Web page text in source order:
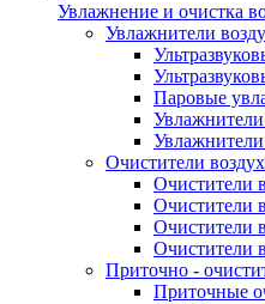
Увлажнение и очистка
Увлажнители
Паровые
Очистители
Очистители
Очистители
Очистители
Очистители
Приточно -
Приточные